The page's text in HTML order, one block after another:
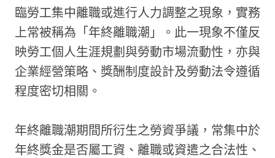
臨勞工集中離職或進行人力調整之現象，實務
上常被稱為「年終離職潮」。此一現象不僅反
映勞工個人生涯規劃與勞動市場流動性，亦與
企業經營策略、獎酬制度設計及勞動法令遵循
程度密切相關。
年終離職潮期間所衍生之勞資爭議，常集中於
年終獎金是否屬工資、離職或資遣之合法性、